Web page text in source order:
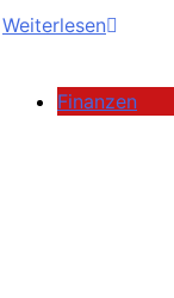
Weiterlesen
Finanzen